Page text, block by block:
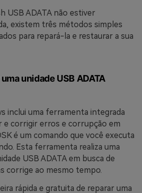
USB ADATA não estiver
existem três métodos simples
para repará-la e restaurar a sua
unidade USB ADATA
inclui uma ferramenta integrada
e corrigir erros e corrupção em
é um comando que você executa
Esta ferramenta realiza uma
USB ADATA em busca de
corrige ao mesmo tempo.
rápida e gratuita de reparar uma